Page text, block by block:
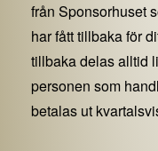
från Sponsorhuset
har fått tillbaka för
tillbaka delas alltid
personen som
betalas ut